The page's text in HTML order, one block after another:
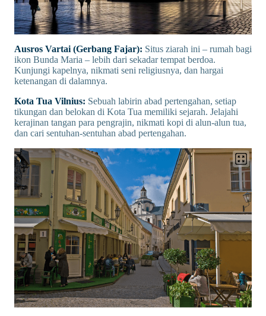
Ausros Vartai (Gerbang Fajar): Situs ziarah ini – rumah bagi
ikon Bunda Maria – lebih dari sekadar tempat berdoa.
Kunjungi kapelnya, nikmati seni religiusnya, dan hargai
ketenangan di dalamnya.
Kota Tua Vilnius: Sebuah labirin abad pertengahan, setiap
tikungan dan belokan di Kota Tua memiliki sejarah. Jelajahi
kerajinan tangan para pengrajin, nikmati kopi di alun-alun tua,
dan cari sentuhan-sentuhan abad pertengahan.